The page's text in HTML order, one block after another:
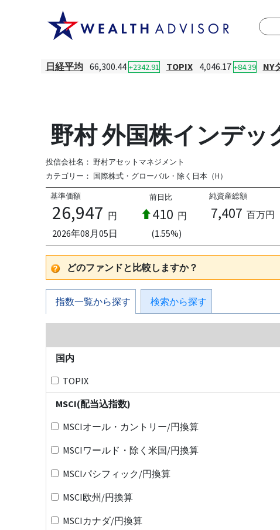
日経平均 66,300.44 +2342.91 TOPIX 4,046.17 +84.39 NY
野村 外国株インデッ
投信会社名： 野村アセットマネジメント
カテゴリー： 国際株式・グローバル・除く日本（H）
基準価額
26,947 円
2026年08月05日
前日比
410 円
(1.55%)
純資産総額
7,407 百万円
どのファンドと比較しますか？
指数一覧から探す 検索から探す
国内
TOPIX
MSCI(配当込指数)
MSCIオール・カントリー/円換算
MSCIワールド・除く米国/円換算
MSCIパシフィック/円換算
MSCI欧州/円換算
MSCIカナダ/円換算